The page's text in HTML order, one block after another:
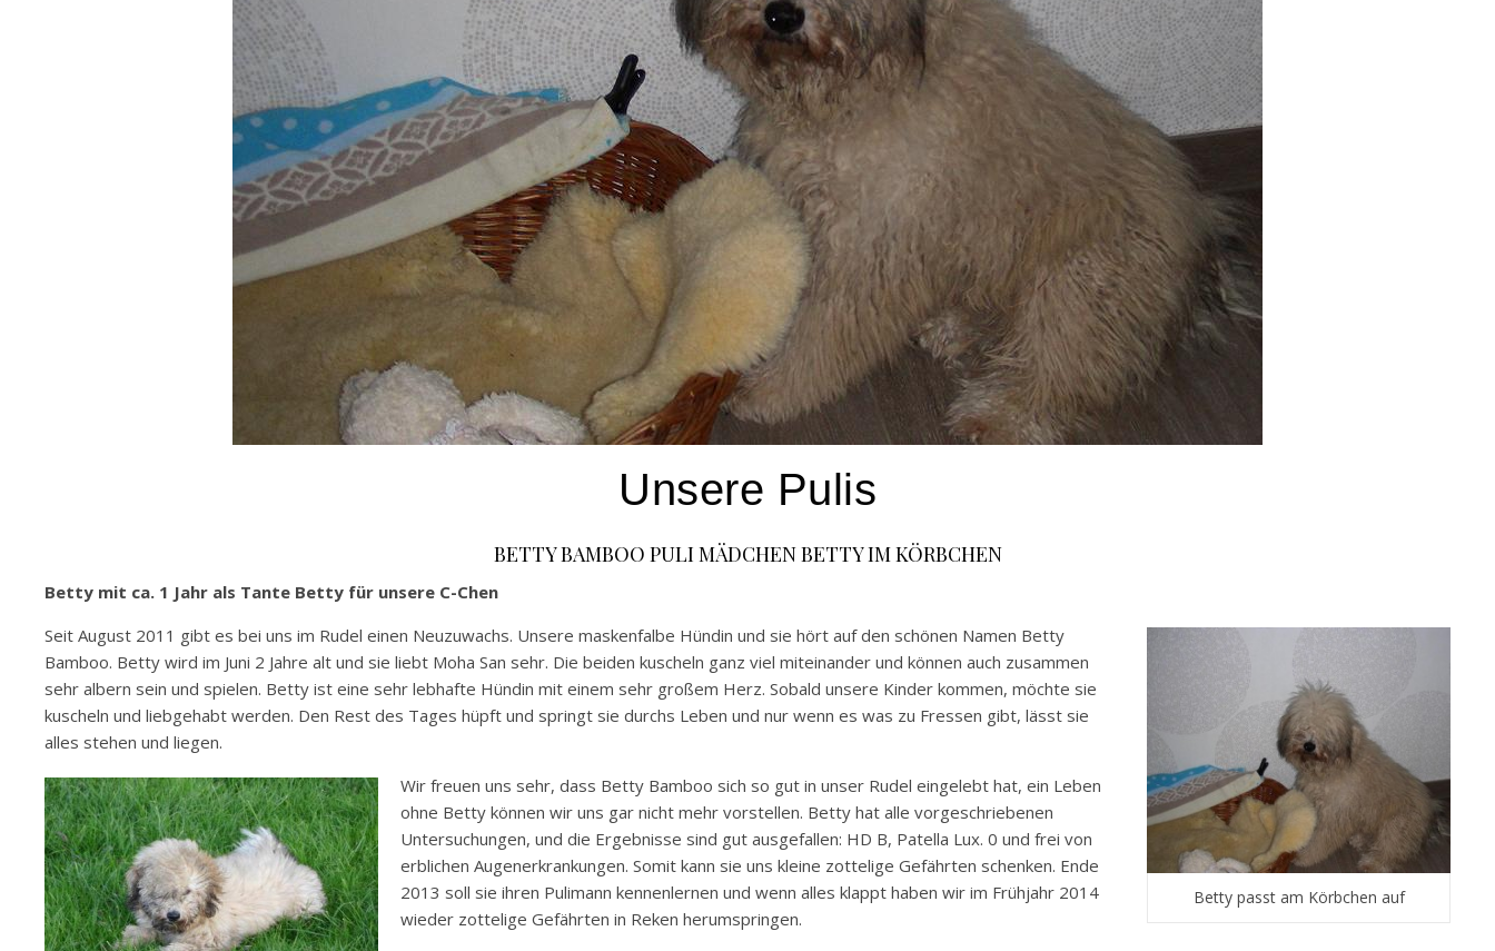
Unsere Pulis
BETTY BAMBOO PULI MÄDCHEN BETTY IM KÖRBCHEN
Betty mit ca. 1 Jahr als Tante Betty für unsere C-Chen
Betty passt am Körbchen auf
Seit August 2011 gibt es bei uns im Rudel einen Neuzuwachs. Unsere maskenfalbe Hündin und sie hört auf den schönen Namen Betty
Bamboo. Betty wird im Juni 2 Jahre alt und sie liebt Moha San sehr. Die beiden kuscheln ganz viel miteinander und können auch zusammen
sehr albern sein und spielen. Betty ist eine sehr lebhafte Hündin mit einem sehr großem Herz. Sobald unsere Kinder kommen, möchte sie
kuscheln und liebgehabt werden. Den Rest des Tages hüpft und springt sie durchs Leben und nur wenn es was zu Fressen gibt, lässt sie
alles stehen und liegen.
Wir freuen uns sehr, dass Betty Bamboo sich so gut in unser Rudel eingelebt hat, ein Leben
ohne Betty können wir uns gar nicht mehr vorstellen. Betty hat alle vorgeschriebenen
Untersuchungen, und die Ergebnisse sind gut ausgefallen: HD B, Patella Lux. 0 und frei von
erblichen Augenerkrankungen. Somit kann sie uns kleine zottelige Gefährten schenken. Ende
2013 soll sie ihren Pulimann kennenlernen und wenn alles klappt haben wir im Frühjahr 2014
wieder zottelige Gefährten in Reken herumspringen.